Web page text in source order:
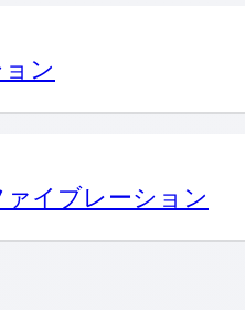
ン
イブレーション